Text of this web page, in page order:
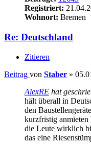
Registriert:
Wohnort: Bremen
Re: Deutschland
Zitieren
Beitrag von Staber »
AlexRE hat
hält überall in
den
kurzfristig anmieten
die Leute wirklich
das eine